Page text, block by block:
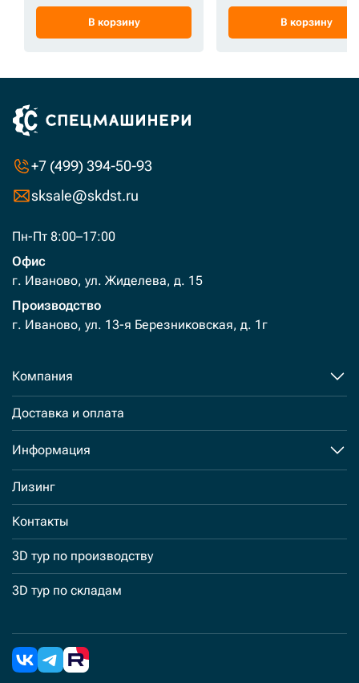
В корзину В корзину
+7 (499) 394-50-93
sksale@skdst.ru
Пн-Пт 8:00–17:00
Офис
г. Иваново, ул. Жиделева, д. 15
Производство
г. Иваново, ул. 13-я Березниковская, д. 1г
Компания
Доставка и оплата
Информация
Лизинг
Контакты
3D тур по производству
3D тур по складам